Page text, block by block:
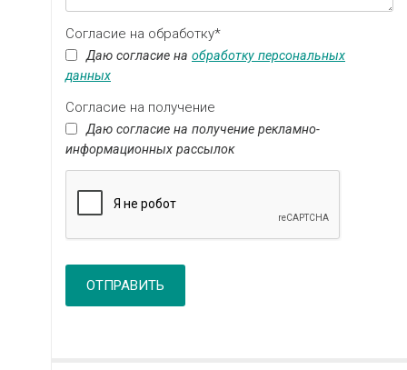
Согласие на обработку*
Даю согласие на обработку персональных
данных
Согласие на получение
Даю согласие на получение рекламно-
информационных рассылок
ОТПРАВИТЬ